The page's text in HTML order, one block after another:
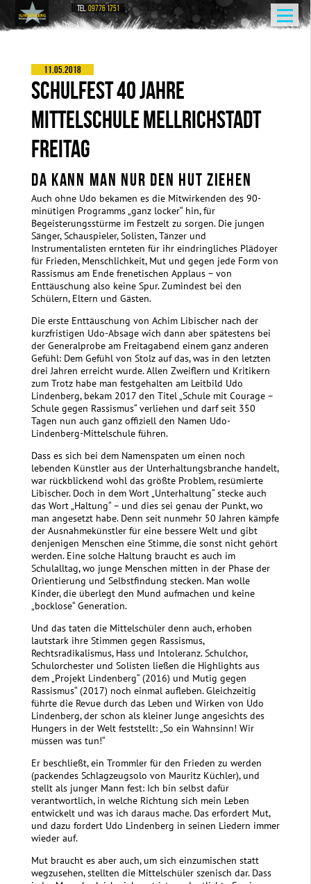
TEL.09776 1751
11.05.2018
SCHULFEST 40 JAHRE
MITTELSCHULE MELLRICHSTADT
FREITAG
DA KANN MAN NUR DEN HUT ZIEHEN
Auch ohne Udo bekamen es die Mitwirkenden des 90-
minütigen Programms „ganz locker“ hin, für
Begeisterungsstürme im Festzelt zu sorgen. Die jungen
Sänger, Schauspieler, Solisten, Tänzer und
Instrumentalisten ernteten für ihr eindringliches Plädoyer
für Frieden, Menschlichkeit, Mut und gegen jede Form von
Rassismus am Ende frenetischen Applaus – von
Enttäuschung also keine Spur. Zumindest bei den
Schülern, Eltern und Gästen.
Die erste Enttäuschung von Achim Libischer nach der
kurzfristigen Udo-Absage wich dann aber spätestens bei
der Generalprobe am Freitagabend einem ganz anderen
Gefühl: Dem Gefühl von Stolz auf das, was in den letzten
drei Jahren erreicht wurde. Allen Zweiflern und Kritikern
zum Trotz habe man festgehalten am Leitbild Udo
Lindenberg, bekam 2017 den Titel „Schule mit Courage –
Schule gegen Rassismus“ verliehen und darf seit 350
Tagen nun auch ganz offiziell den Namen Udo-
Lindenberg-Mittelschule führen.
Dass es sich bei dem Namenspaten um einen noch
lebenden Künstler aus der Unterhaltungsbranche handelt,
war rückblickend wohl das größte Problem, resümierte
Libischer. Doch in dem Wort „Unterhaltung“ stecke auch
das Wort „Haltung“ – und dies sei genau der Punkt, wo
man angesetzt habe. Denn seit nunmehr 50 Jahren kämpfe
der Ausnahmekünstler für eine bessere Welt und gibt
denjenigen Menschen eine Stimme, die sonst nicht gehört
werden. Eine solche Haltung braucht es auch im
Schulalltag, wo junge Menschen mitten in der Phase der
Orientierung und Selbstfindung stecken. Man wolle
Kinder, die überlegt den Mund aufmachen und keine
„bocklose“ Generation.
Und das taten die Mittelschüler denn auch, erhoben
lautstark ihre Stimmen gegen Rassismus,
Rechtsradikalismus, Hass und Intoleranz. Schulchor,
Schulorchester und Solisten ließen die Highlights aus
dem „Projekt Lindenberg“ (2016) und Mutig gegen
Rassismus“ (2017) noch einmal aufleben. Gleichzeitig
führte die Revue durch das Leben und Wirken von Udo
Lindenberg, der schon als kleiner Junge angesichts des
Hungers in der Welt feststellt: „So ein Wahnsinn! Wir
müssen was tun!“
Er beschließt, ein Trommler für den Frieden zu werden
(packendes Schlagzeugsolo von Mauritz Küchler), und
stellt als junger Mann fest: Ich bin selbst dafür
verantwortlich, in welche Richtung sich mein Leben
entwickelt und was ich daraus mache. Das erfordert Mut,
und dazu fordert Udo Lindenberg in seinen Liedern immer
wieder auf.
Mut braucht es aber auch, um sich einzumischen statt
wegzusehen, stellten die Mittelschüler szenisch dar. Dass